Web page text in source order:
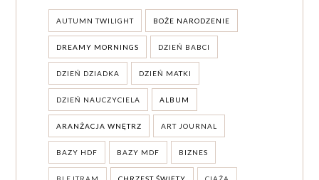
AUTUMN TWILIGHT BOŻE NARODZENIE
DREAMY MORNINGS DZIEŃ BABCI
DZIEŃ DZIADKA DZIEŃ MATKI
DZIEŃ NAUCZYCIELA ALBUM
ARANŻACJA WNĘTRZ ART JOURNAL
BAZY HDF BAZY MDF BIZNES